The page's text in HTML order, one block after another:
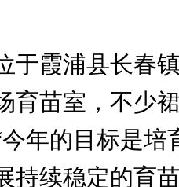
霞浦县长春镇
育苗室，不少
年的目标是培
持续稳定的育